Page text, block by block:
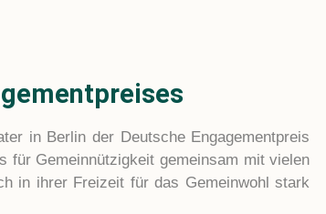
in Berlin der Deutsche Engagementpreis
für Gemeinnützigkeit gemeinsam mit vielen
in ihrer Freizeit für das Gemeinwohl stark